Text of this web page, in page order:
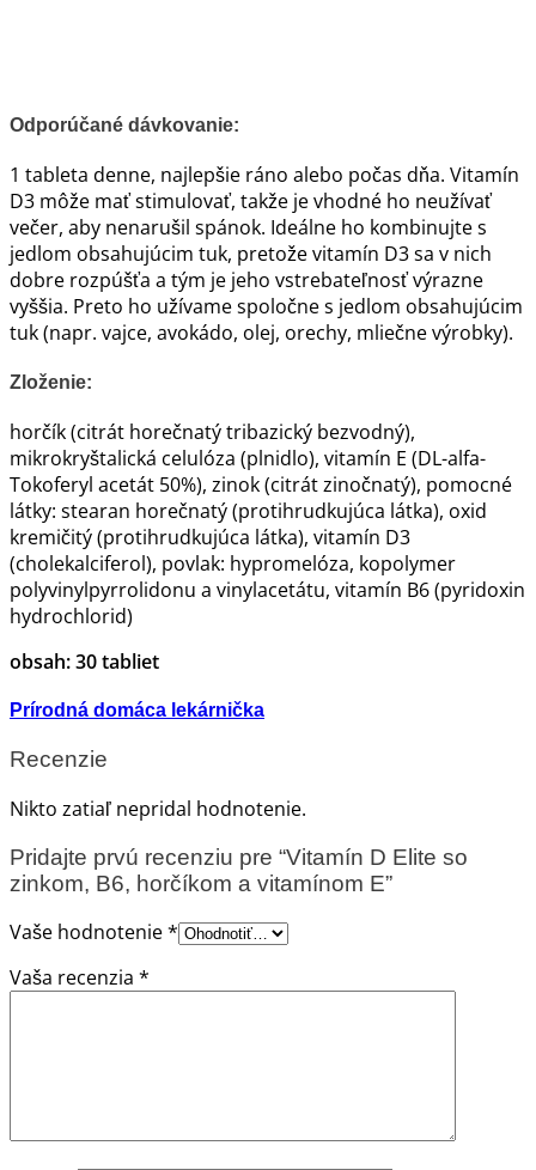
Odporúčané dávkovanie:
1 tableta denne, najlepšie ráno alebo počas dňa. Vitamín
D3 môže mať stimulovať, takže je vhodné ho neužívať
večer, aby nenarušil spánok. Ideálne ho kombinujte s
jedlom obsahujúcim tuk, pretože vitamín D3 sa v nich
dobre rozpúšťa a tým je jeho vstrebateľnosť výrazne
vyššia. Preto ho užívame spoločne s jedlom obsahujúcim
tuk (napr. vajce, avokádo, olej, orechy, mliečne výrobky).
Zloženie:
horčík (citrát horečnatý tribazický bezvodný),
mikrokryštalická celulóza (plnidlo), vitamín E (DL-alfa-
Tokoferyl acetát 50%), zinok (citrát zinočnatý), pomocné
látky: stearan horečnatý (protihrudkujúca látka), oxid
kremičitý (protihrudkujúca látka), vitamín D3
(cholekalciferol), povlak: hypromelóza, kopolymer
polyvinylpyrrolidonu a vinylacetátu, vitamín B6 (pyridoxin
hydrochlorid)
obsah: 30 tabliet
Prírodná domáca lekárnička
Recenzie
Nikto zatiaľ nepridal hodnotenie.
Pridajte prvú recenziu pre “Vitamín D Elite so
zinkom, B6, horčíkom a vitamínom E”
Vaše hodnotenie*
Vaša recenzia *